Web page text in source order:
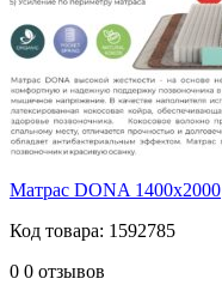
Матрас DONA 1400х2000
Код товара: 1592785
0 0 отзывов